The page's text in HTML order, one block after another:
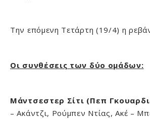
Την επόμενη Τετάρτη (19/4) η
Οι συνθέσεις των δύο ομάδων:
Μάντσεστερ Σίτι (Πεπ
– Ακάντζι, Ρούμπεν Ντίας, Ακέ –